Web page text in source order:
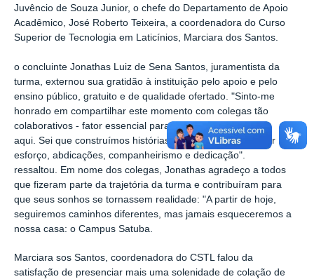
Juvêncio de Souza Junior, o chefe do Departamento de Apoio
Acadêmico, José Roberto Teixeira, a coordenadora do Curso
Superior de Tecnologia em Laticínios, Marciara dos Santos.
o concluinte Jonathas Luiz de Sena Santos, juramentista da
turma, externou sua gratidão à instituição pelo apoio e pelo
ensino público, gratuito e de qualidade ofertado. "Sinto-me
honrado em compartilhar este momento com colegas tão
colaborativos - fator essencial para que chegássemos até
aqui. Sei que construímos histórias valiosas, marcadas por
esforço, abdicações, companheirismo e dedicação".
ressaltou. Em nome dos colegas, Jonathas agradeço a todos
que fizeram parte da trajetória da turma e contribuíram para
que seus sonhos se tornassem realidade: "A partir de hoje,
seguiremos caminhos diferentes, mas jamais esqueceremos a
nossa casa: o Campus Satuba.
Marciara sos Santos, coordenadora do CSTL falou da
satisfação de presenciar mais uma solenidade de colação de